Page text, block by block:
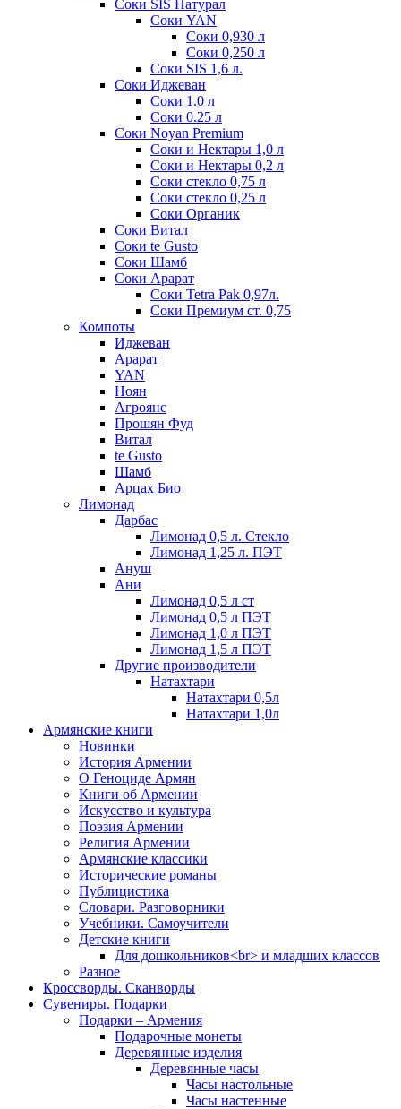
Соки SIS Натурал
Соки YAN
Соки 0,930 л
Соки 0,250 л
Соки SIS 1,6 л.
Соки Иджеван
Соки 1.0 л
Соки 0.25 л
Соки Noyan Premium
Соки и Нектары 1,0 л
Соки и Нектары 0,2 л
Соки стекло 0,75 л
Соки стекло 0,25 л
Соки Органик
Соки Витал
Соки te Gusto
Соки Шамб
Соки Арарат
Соки Tetra Pak 0,97л.
Соки Премиум ст. 0,75
Компоты
Иджеван
Арарат
YAN
Ноян
Агроянс
Прошян Фуд
Витал
te Gusto
Шамб
Арцах Био
Лимонад
Дарбас
Лимонад 0,5 л. Стекло
Лимонад 1,25 л. ПЭТ
Ануш
Ани
Лимонад 0,5 л ст
Лимонад 0,5 л ПЭТ
Лимонад 1,0 л ПЭТ
Лимонад 1,5 л ПЭТ
Другие производители
Натахтари
Натахтари 0,5л
Натахтари 1,0л
Армянские книги
Новинки
История Армении
О Геноциде Армян
Книги об Армении
Иcкусство и культура
Поэзия Армении
Религия Армении
Армянские классики
Исторические романы
Публицистика
Словари. Разговорники
Учебники. Самоучители
Детские книги
Для дошкольников<br> и младших классов
Разное
Кроссворды. Сканворды
Сувениры. Подарки
Подарки – Армения
Подарочные монеты
Деревянные изделия
Деревянные часы
Часы настольные
Часы настенные